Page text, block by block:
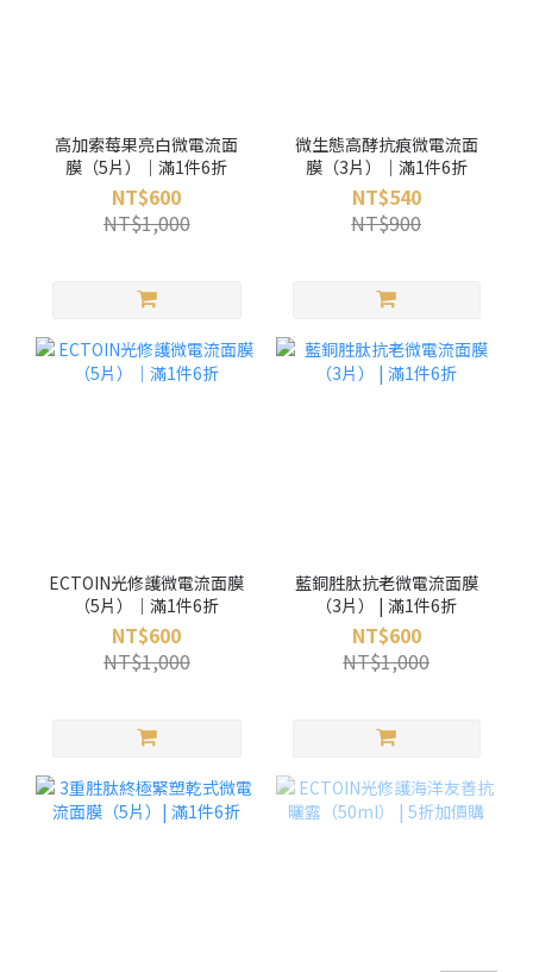
高加索莓果亮白微電流面
膜（5片）｜滿1件6折
NT$600
NT$1,000
微生態高酵抗痕微電流面
膜（3片）｜滿1件6折
NT$540
NT$900
ECTOIN光修護微電流面膜
（5片）｜滿1件6折
NT$600
NT$1,000
藍銅胜肽抗老微電流面膜
（3片） | 滿1件6折
NT$600
NT$1,000